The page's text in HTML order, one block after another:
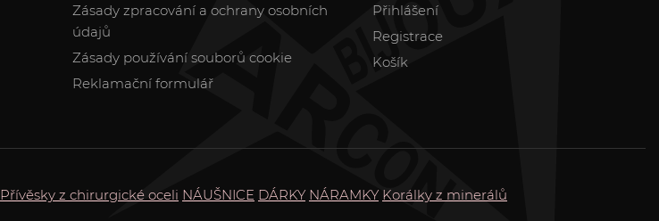
Zásady zpracování a ochrany osobních
údajů
Zásady používání souborů cookie
Reklamační formulář
Přihlášení
Registrace
Košík
Přívěsky z chirurgické oceli NÁUŠNICE DÁRKY NÁRAMKY Korálky z minerálů